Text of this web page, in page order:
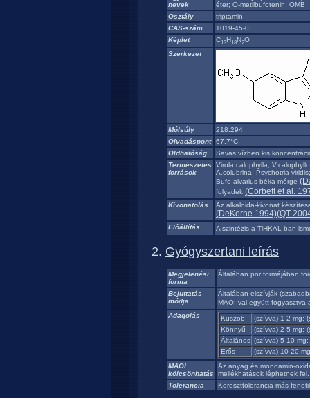
nevek
éter; O-metilbufotenin; OMB
Osztály
triptamin
CAS-szám
1019-45-0
Képlet
C13H18N2O
Szerkezet
Mólsúly
218.294
Olvadáspont
67.7°C
Oldhatóság
Savas vízben kis
Természetes
források
Virola calophylla,
A.colubrina; Psychotria
Bufo alvarius béka mérge
folyadék (Corbett et al.
Kivonatolás Az alkaloida-kivonat
(DeKorne 1994)(QT
Előállítás A szintézis a TiHKAL-ban
Gyógyszertani leírás
Megjelenési
forma
Általában por formájában
Bejuttatás
módja
Általában elszívják
MAOI-val együtt fogyasztva
Adagolás
Küszöb
(szívva) 1-2 mg;
Könnyű
(szívva) 2-5 mg;
Általános (szívva) 5-10
Erős
(szívva) 10-20
MAOI
kölcsönhatás
Az anyag és monoamin-
mellékhatások léphetnek fel.
Tolerancia
Kereszttolerancia más